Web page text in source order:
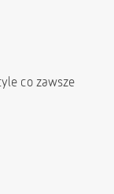
co zawsze